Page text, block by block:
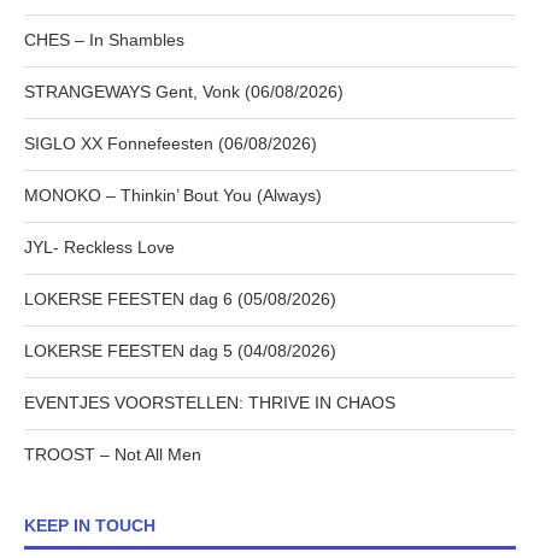
CHES – In Shambles
STRANGEWAYS Gent, Vonk (06/08/2026)
SIGLO XX Fonnefeesten (06/08/2026)
MONOKO – Thinkin’ Bout You (Always)
JYL- Reckless Love
LOKERSE FEESTEN dag 6 (05/08/2026)
LOKERSE FEESTEN dag 5 (04/08/2026)
EVENTJES VOORSTELLEN: THRIVE IN CHAOS
TROOST – Not All Men
KEEP IN TOUCH